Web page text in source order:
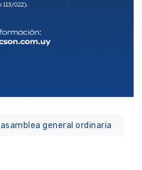
asamblea general ordinaria